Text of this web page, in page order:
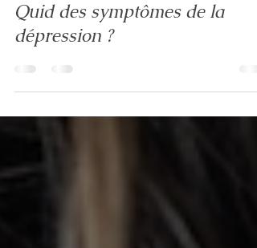
Quid des symptômes de la
dépression ?